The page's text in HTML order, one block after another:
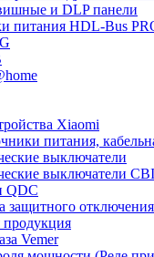
и DLP панели
питания HDL-Bus
Xiaomi
питания,
выключатели
выключатели
QDC
защитного
продукция
Vemer